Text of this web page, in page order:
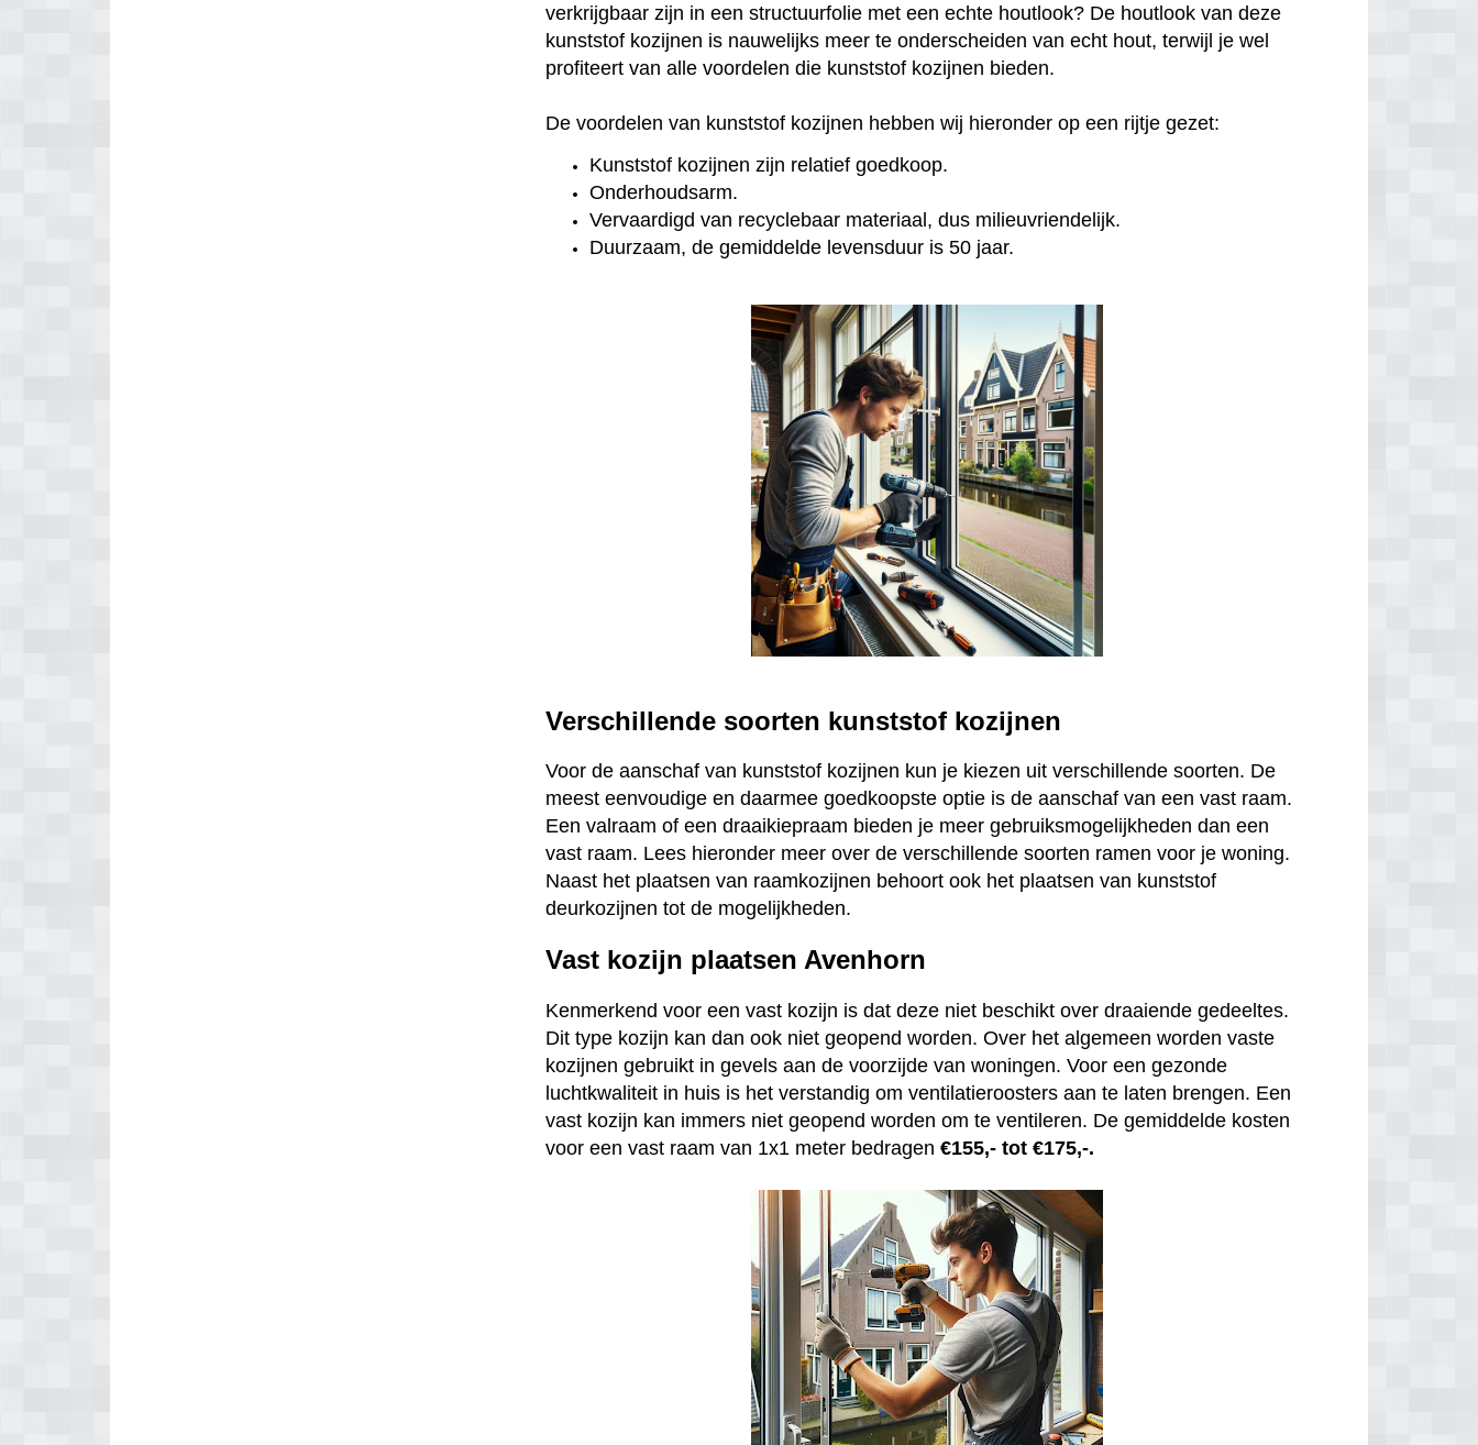
verkrijgbaar zijn in een structuurfolie met een echte houtlook? De houtlook van deze
kunststof kozijnen is nauwelijks meer te onderscheiden van echt hout, terwijl je wel
profiteert van alle voordelen die kunststof kozijnen bieden.
De voordelen van kunststof kozijnen hebben wij hieronder op een rijtje gezet:
Kunststof kozijnen zijn relatief goedkoop.
Onderhoudsarm.
Vervaardigd van recyclebaar materiaal, dus milieuvriendelijk.
Duurzaam, de gemiddelde levensduur is 50 jaar.
Verschillende soorten kunststof kozijnen
Voor de aanschaf van kunststof kozijnen kun je kiezen uit verschillende soorten. De
meest eenvoudige en daarmee goedkoopste optie is de aanschaf van een vast raam.
Een valraam of een draaikiepraam bieden je meer gebruiksmogelijkheden dan een
vast raam. Lees hieronder meer over de verschillende soorten ramen voor je woning.
Naast het plaatsen van raamkozijnen behoort ook het plaatsen van kunststof
deurkozijnen tot de mogelijkheden.
Vast kozijn plaatsen Avenhorn
Kenmerkend voor een vast kozijn is dat deze niet beschikt over draaiende gedeeltes.
Dit type kozijn kan dan ook niet geopend worden. Over het algemeen worden vaste
kozijnen gebruikt in gevels aan de voorzijde van woningen. Voor een gezonde
luchtkwaliteit in huis is het verstandig om ventilatieroosters aan te laten brengen. Een
vast kozijn kan immers niet geopend worden om te ventileren. De gemiddelde kosten
voor een vast raam van 1x1 meter bedragen€155,- tot €175,-.